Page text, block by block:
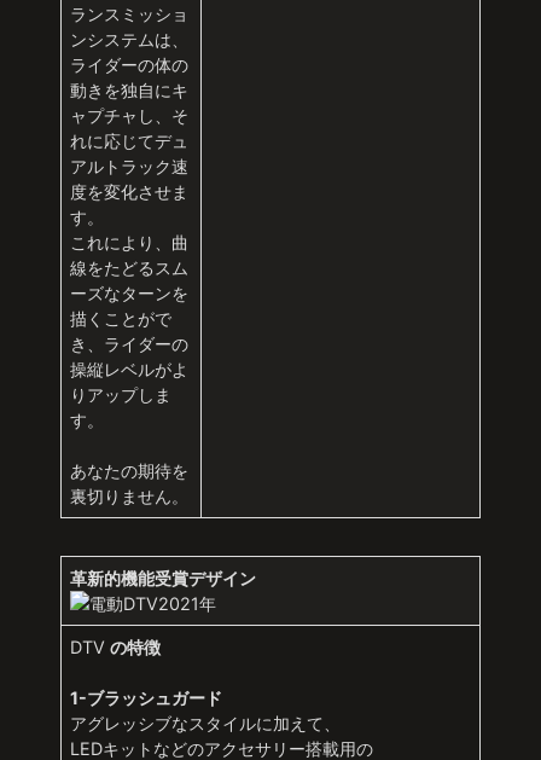
ランスミッショ
ンシステムは、
ライダーの体の
動きを独自にキ
ャプチャし、そ
れに応じてデュ
アルトラック速
度を変化させま
す。
これにより、曲
線をたどるスム
ーズなターンを
描くことがで
き、ライダーの
操縦レベルがよ
りアップしま
す。
あなたの期待を
裏切りません。
革新的機能受賞デザイン
DTVの特徴
1-ブラッシュガード
アグレッシブなスタイルに加えて、
LEDキットなどのアクセサリー搭載用の